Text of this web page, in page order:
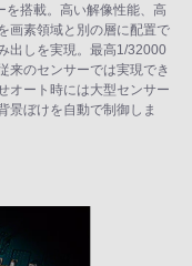
搭載。高い解像性能、高
画素領域と別の層に配置で
出しを実現。最高1/32000
来のセンサーでは実現でき
オート時には大型センサー
景ぼけを自動で制御しま